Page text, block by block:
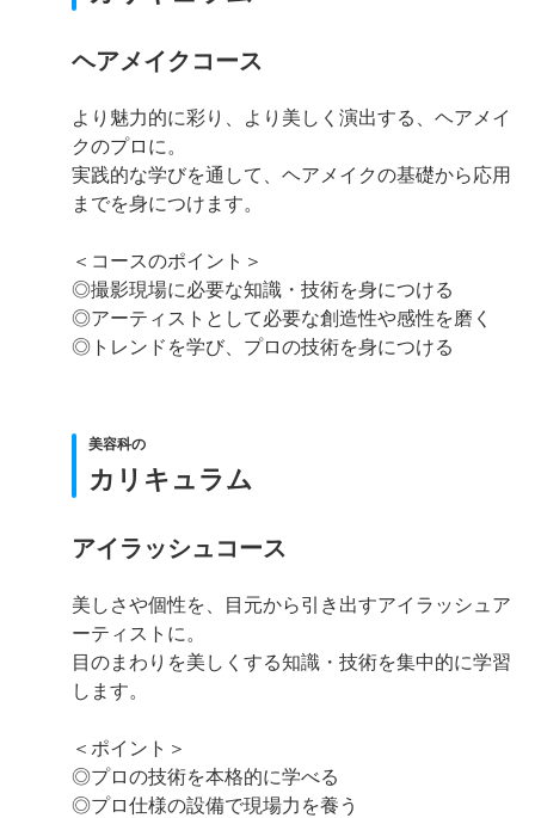
ヘアメイクコース
より魅力的に彩り、より美しく演出する、ヘアメイ
クのプロに。
実践的な学びを通して、ヘアメイクの基礎から応用
までを身につけます。
＜コースのポイント＞
◎撮影現場に必要な知識・技術を身につける
◎アーティストとして必要な創造性や感性を磨く
◎トレンドを学び、プロの技術を身につける
美容科の
カリキュラム
アイラッシュコース
美しさや個性を、目元から引き出すアイラッシュア
ーティストに。
目のまわりを美しくする知識・技術を集中的に学習
します。
＜ポイント＞
◎プロの技術を本格的に学べる
◎プロ仕様の設備で現場力を養う